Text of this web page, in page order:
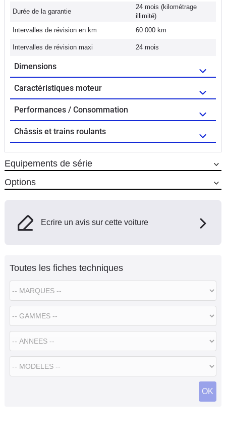
Durée de la garantie
24 mois (kilométrage
illimité)
Intervalles de révision en km
60 000 km
Intervalles de révision maxi 24 mois
Dimensions
Caractéristiques moteur
Performances / Consommation
Châssis et trains roulants
Equipements de série
Options
Ecrire un avis sur cette voiture
Toutes les fiches techniques